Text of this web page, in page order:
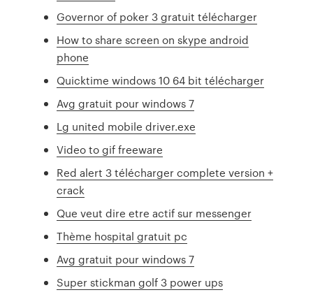
Governor of poker 3 gratuit télécharger
How to share screen on skype android
phone
Quicktime windows 10 64 bit télécharger
Avg gratuit pour windows 7
Lg united mobile driver.exe
Video to gif freeware
Red alert 3 télécharger complete version +
crack
Que veut dire etre actif sur messenger
Thème hospital gratuit pc
Avg gratuit pour windows 7
Super stickman golf 3 power ups